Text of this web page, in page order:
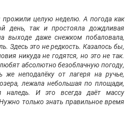
целую неделю. А погода как
день, так и простояла дождливая
выходе даже снежком побаловала,
Здесь это не редкость. Казалось бы,
никуда не годятся, но это не так.
абсолютно безоблачную погоду,
же неподалёку от лагеря на ручье,
лежала небольшая по площади,
наледь. И это всегда даёт массу
только знать правильное время